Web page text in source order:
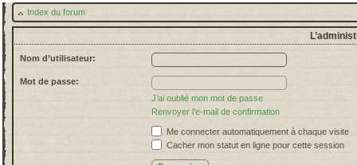
Index du forum
Nom d’utilisateur:
Mot de passe:
J’ai oublié mon mot de passe
Renvoyer l’e-mail de confirmation
Me connecter automatiquement à chaque visite
Cacher mon statut en ligne pour cette session